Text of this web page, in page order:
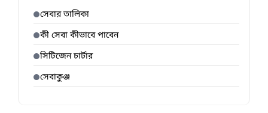
সেবার তালিকা
কী সেবা কীভাবে পাবেন
সিটিজেন চার্টার
সেবাকুঞ্জ